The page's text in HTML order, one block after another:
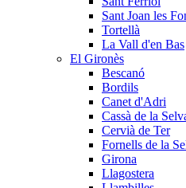
Sant Joan les
Tortellà
La Vall d'en Bas
El Gironès
Bescanó
Bordils
Canet d'Adri
Cassà de la
Cervià de Ter
Fornells de la
Girona
Llagostera